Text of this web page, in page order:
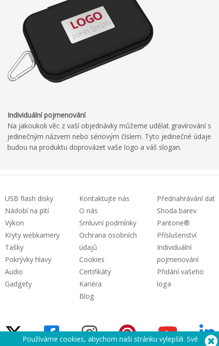
Individuální pojmenování
Na jakoukoli věc z vaší objednávky můžeme udělat gravírování s
jedinečným názvem nebo sériovým číslem. Tyto jedinečné údaje
budou na produktu doprovázet vaše logo a váš slogan.
USB flash disky
Nádobí na pití
Výkon
Kryty webkamery
Tašky
Pokrývky hlavy
Audio
Gadgety
Kontaktujte nás
O nás
Smluvní podmínky
Ochrana osobních
údajů
Cookies
Certifikáty
Kariéra
Blog
Přednahrávání dat
Shoda barev
Pantone®
Příslušenství
Individuální
pojmenování
Přidání vašeho
loga
Používáme cookies, abychom naši stránku vylepšili. Své